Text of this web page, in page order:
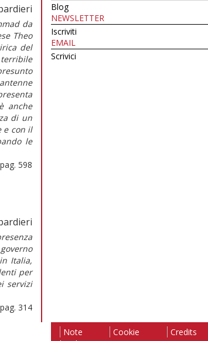
da
Theo
del
terribile
anche
di un
e con il
le
598
Italia,
per
servizi
314
Blog
NEWSLETTER
Iscriviti
EMAIL
Scrivici
Note
Cookie Credits